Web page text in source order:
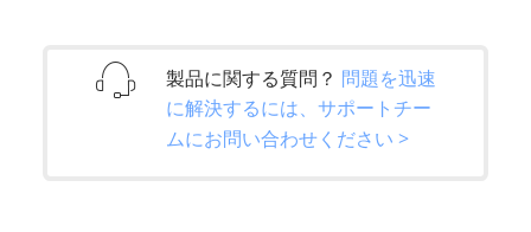
製品に関する質問？ 問題を迅速
に解決するには、サポートチー
ムにお問い合わせください >